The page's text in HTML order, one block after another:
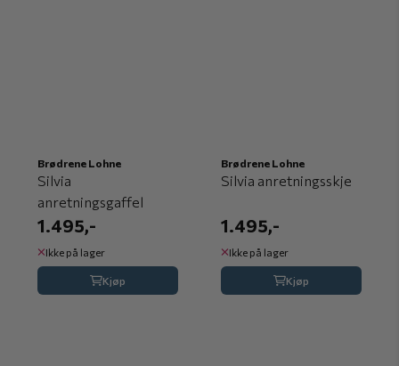
Brødrene Lohne
Silvia
anretningsgaffel
1.495,-
Ikke på lager
Kjøp
Brødrene Lohne
Silvia anretningsskje
1.495,-
Ikke på lager
Kjøp